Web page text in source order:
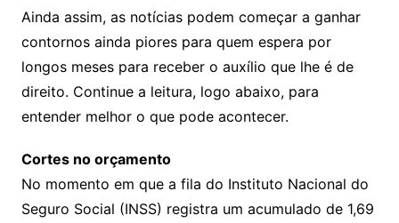
Ainda assim, as notícias podem começar a ganhar
contornos ainda piores para quem espera por
longos meses para receber o auxílio que lhe é de
direito. Continue a leitura, logo abaixo, para
entender melhor o que pode acontecer.
Cortes no orçamento
No momento em que a fila do Instituto Nacional do
Seguro Social (INSS) registra um acumulado de 1,69